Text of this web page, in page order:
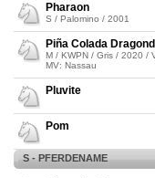
Pharaon
S / Palomino / 2001
Piña Colada
M / KWPN / Gris / 2020 /
MV: Nassau
Pluvite
Pom
S - PFERDENAME